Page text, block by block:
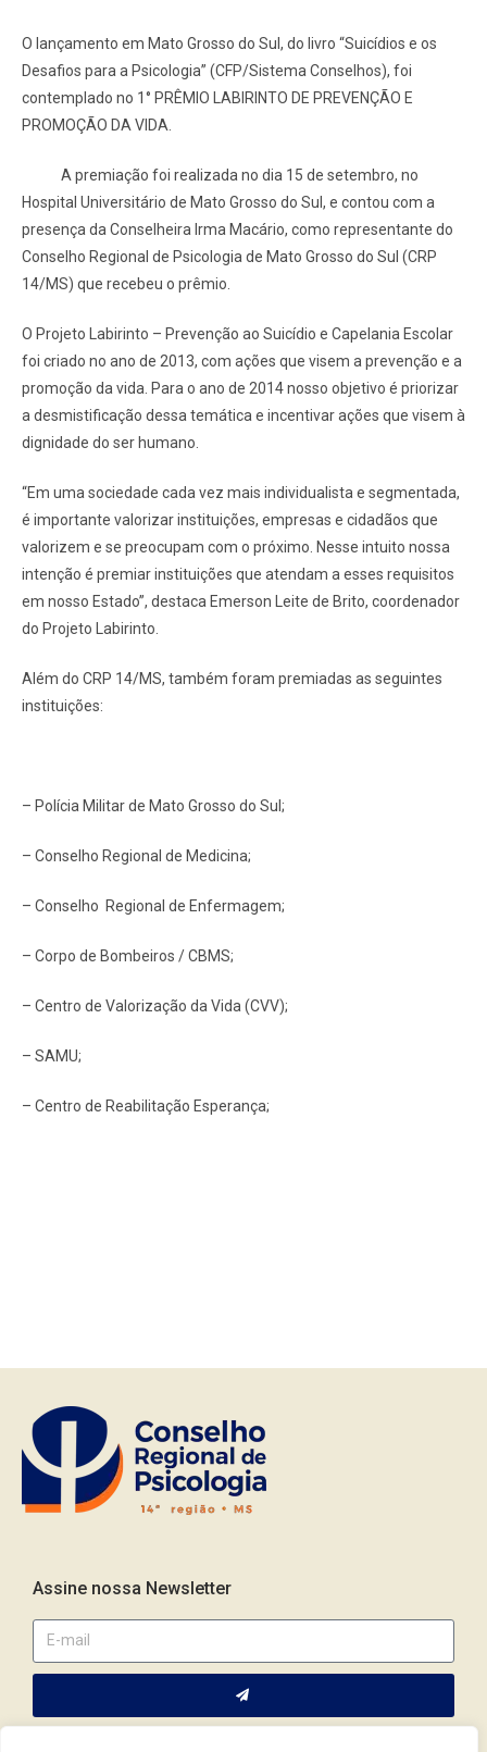
O lançamento em Mato Grosso do Sul, do livro “Suicídios e os
Desafios para a Psicologia” (CFP/Sistema Conselhos), foi
contemplado no 1° PRÊMIO LABIRINTO DE PREVENÇÃO E
PROMOÇÃO DA VIDA.
A premiação foi realizada no dia 15 de setembro, no
Hospital Universitário de Mato Grosso do Sul, e contou com a
presença da Conselheira Irma Macário, como representante do
Conselho Regional de Psicologia de Mato Grosso do Sul (CRP
14/MS) que recebeu o prêmio.
O Projeto Labirinto – Prevenção ao Suicídio e Capelania Escolar
foi criado no ano de 2013, com ações que visem a prevenção e a
promoção da vida. Para o ano de 2014 nosso objetivo é priorizar
a desmistificação dessa temática e incentivar ações que visem à
dignidade do ser humano.
“Em uma sociedade cada vez mais individualista e segmentada,
é importante valorizar instituições, empresas e cidadãos que
valorizem e se preocupam com o próximo. Nesse intuito nossa
intenção é premiar instituições que atendam a esses requisitos
em nosso Estado”, destaca Emerson Leite de Brito, coordenador
do Projeto Labirinto.
Além do CRP 14/MS, também foram premiadas as seguintes
instituições:
– Polícia Militar de Mato Grosso do Sul;
– Conselho Regional de Medicina;
– Conselho Regional de Enfermagem;
– Corpo de Bombeiros / CBMS;
– Centro de Valorização da Vida (CVV);
– SAMU;
– Centro de Reabilitação Esperança;
Assine nossa Newsletter